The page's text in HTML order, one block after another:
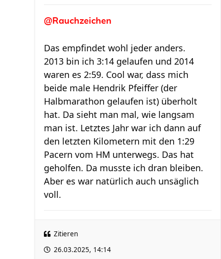
@Rauchzeichen
Das empfindet wohl jeder anders.
2013 bin ich 3:14 gelaufen und 2014
waren es 2:59. Cool war, dass mich
beide male Hendrik Pfeiffer (der
Halbmarathon gelaufen ist) überholt
hat. Da sieht man mal, wie langsam
man ist. Letztes Jahr war ich dann auf
den letzten Kilometern mit den 1:29
Pacern vom HM unterwegs. Das hat
geholfen. Da musste ich dran bleiben.
Aber es war natürlich auch unsäglich
voll.
Zitieren
26.03.2025, 14:14